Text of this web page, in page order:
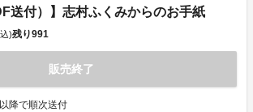
送付）】志村ふくみからのお手紙
)残り991
販売終了
降で順次送付